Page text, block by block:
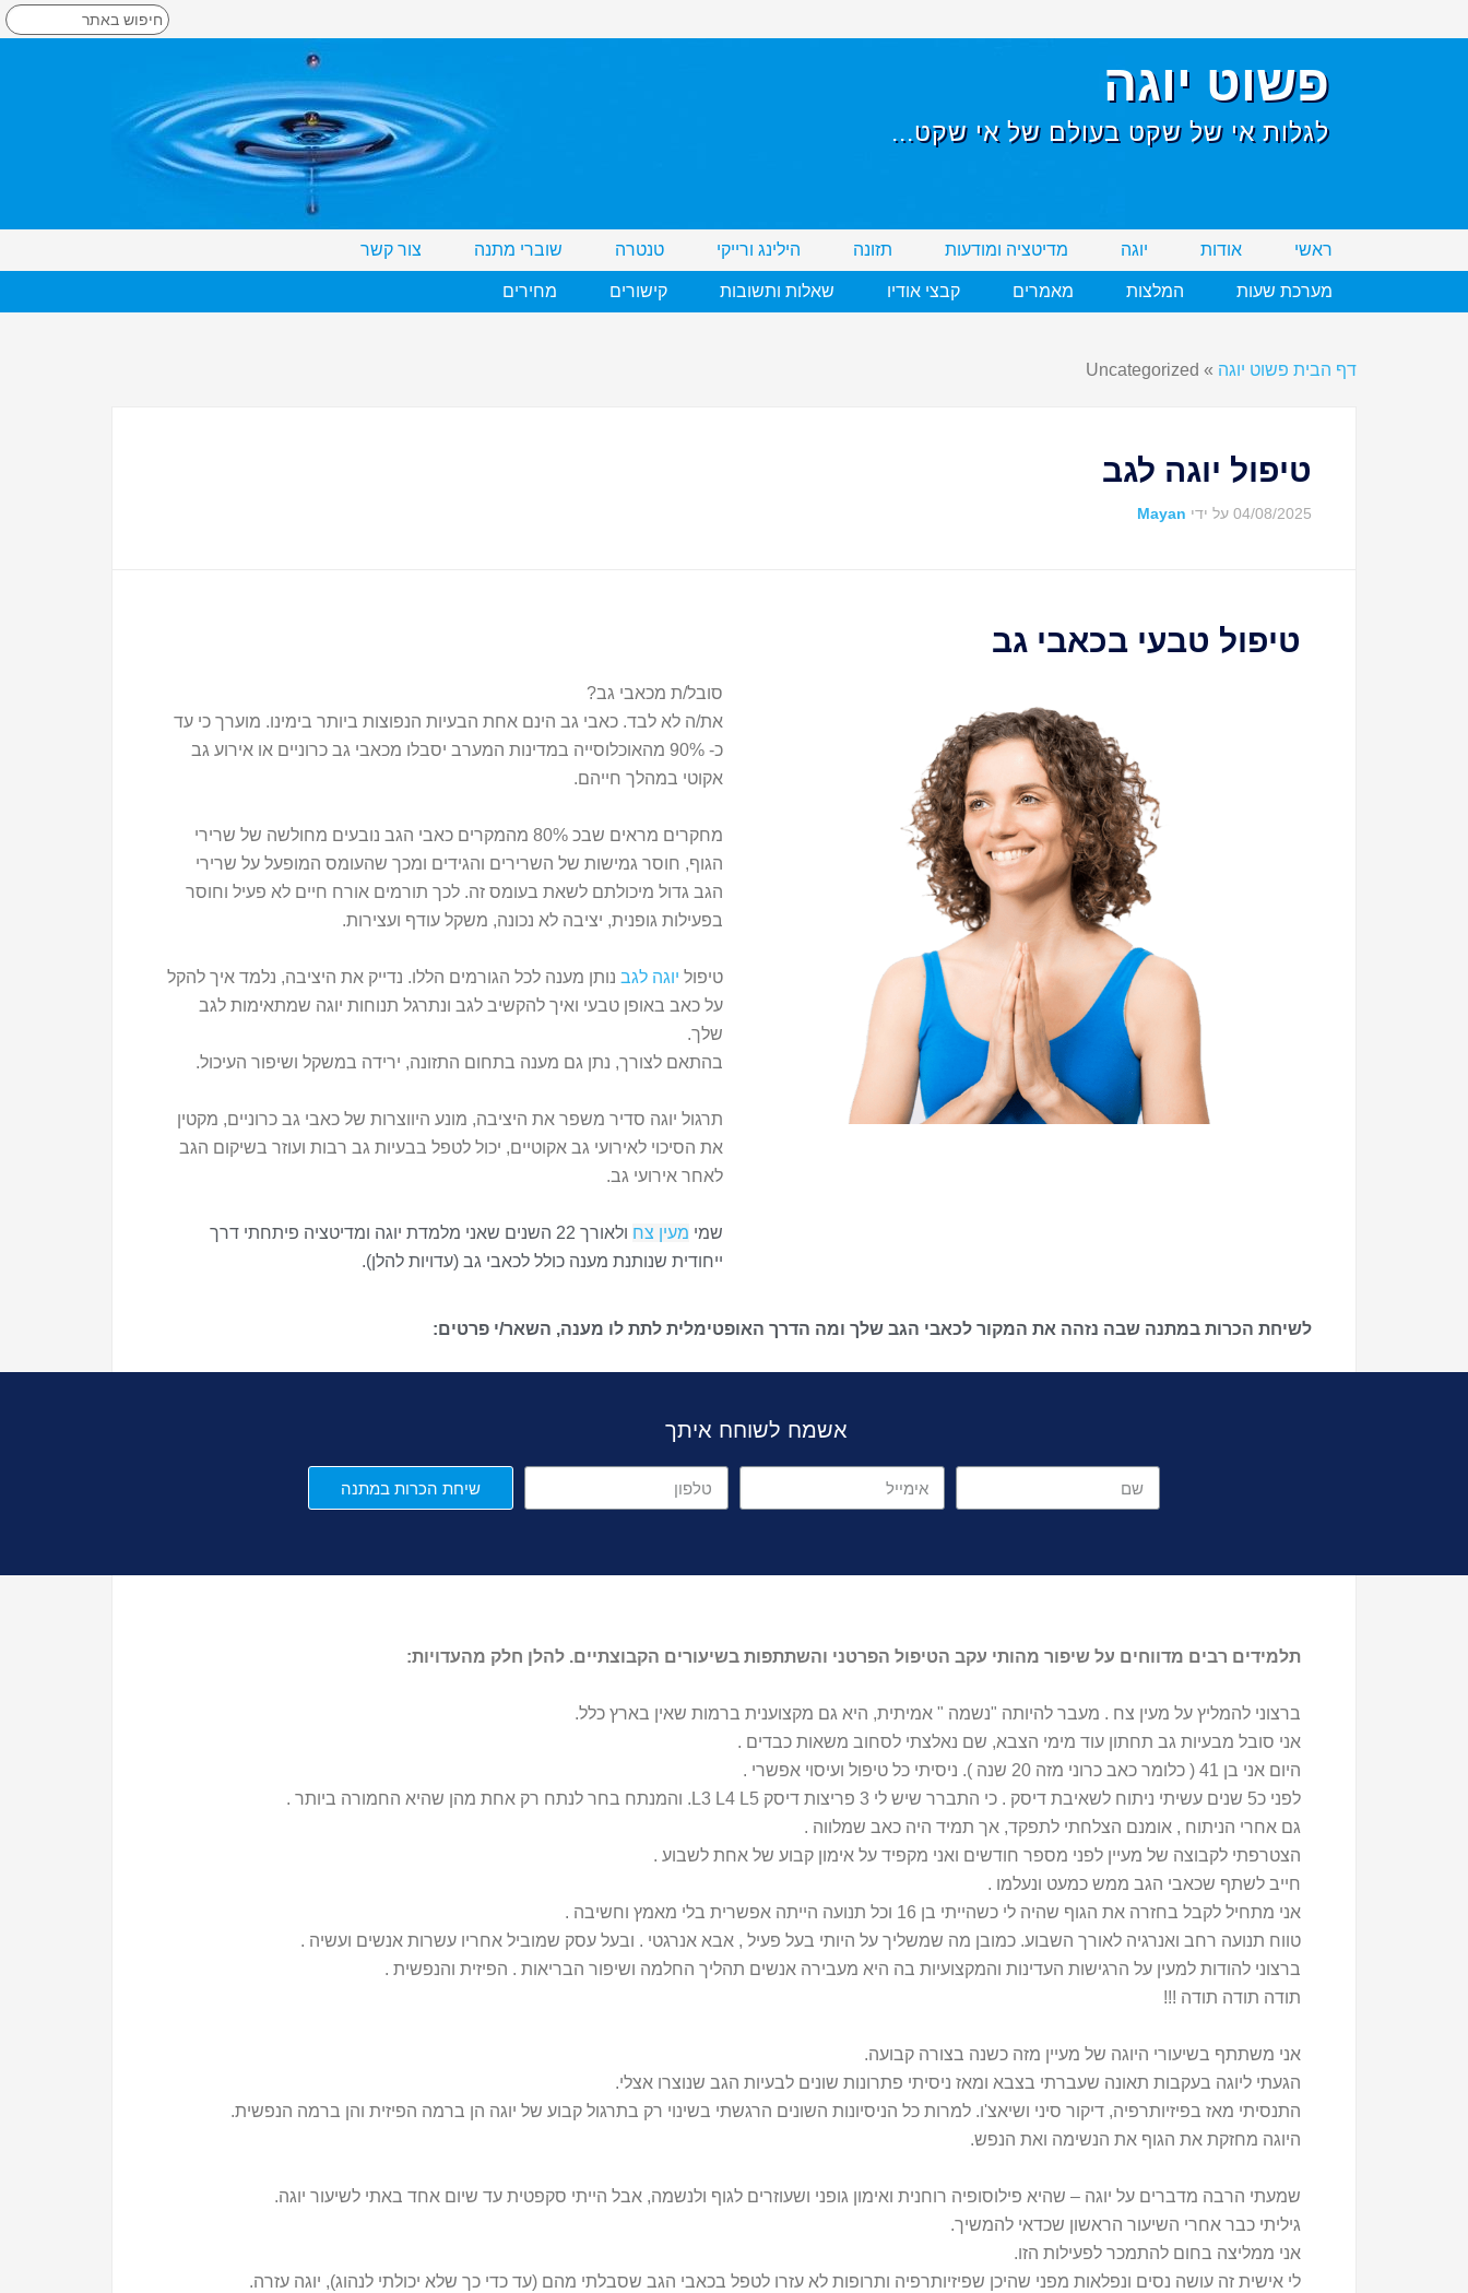
פשוט יוגה
לגלות אי של שקט בעולם של אי שקט...
ראשי אודות יוגה מדיטציה ומודעות תזונה הילינג ורייקי טנטרה שוברי מתנה צור קשר
מערכת שעות המלצות מאמרים קבצי אודיו שאלות ותשובות קישורים מחירים
דף הבית פשוט יוגה »
Uncategorized
טיפול יוגה לגב
04/08/2025 על ידי Mayan
טיפול טבעי בכאבי גב
סובל/ת מכאבי גב?
את/ה לא לבד. כאבי גב הינם אחת הבעיות הנפוצות ביותר בימינו. מוערך כי עד
כ- 90% מהאוכלוסייה במדינות המערב יסבלו מכאבי גב כרוניים או אירוע גב
אקוטי במהלך חייהם.
מחקרים מראים שבכ 80% מהמקרים כאבי הגב נובעים מחולשה של שרירי
הגוף, חוסר גמישות של השרירים והגידים ומכך שהעומס המופעל על שרירי
הגב גדול מיכולתם לשאת בעומס זה. לכך תורמים אורח חיים לא פעיל וחוסר
בפעילות גופנית, יציבה לא נכונה, משקל עודף ועצירות.
טיפול יוגה לגב נותן מענה לכל הגורמים הללו. נדייק את היציבה, נלמד איך להקל
על כאב באופן טבעי ואיך להקשיב לגב ונתרגל תנוחות יוגה שמתאימות לגב
שלך.
בהתאם לצורך, נתן גם מענה בתחום התזונה, ירידה במשקל ושיפור העיכול.
תרגול יוגה סדיר משפר את היציבה, מונע היווצרות של כאבי גב כרוניים, מקטין
את הסיכוי לאירועי גב אקוטיים, יכול לטפל בבעיות גב רבות ועוזר בשיקום הגב
לאחר אירועי גב.
שמי מעין צח
ולאורך 22 השנים שאני מלמדת יוגה ומדיטציה פיתחתי דרך
ייחודית שנותנת מענה כולל לכאבי גב (עדויות להלן).
לשיחת הכרות במתנה שבה נזהה את המקור לכאבי הגב שלך ומה הדרך האופטימלית לתת לו מענה, השאר/י פרטים:
אשמח לשוחח איתך
שיחת הכרות במתנה
תלמידים רבים מדווחים על שיפור מהותי עקב הטיפול הפרטני והשתתפות בשיעורים הקבוצתיים. להלן חלק מהעדויות:
ברצוני להמליץ על מעין צח . מעבר להיותה "נשמה " אמיתית, היא גם מקצוענית ברמות שאין בארץ כלל.
אני סובל מבעיות גב תחתון עוד מימי הצבא, שם נאלצתי לסחוב משאות כבדים .
היום אני בן 41 ( כלומר כאב כרוני מזה 20 שנה ). ניסיתי כל טיפול ועיסוי אפשרי .
לפני כ5 שנים עשיתי ניתוח לשאיבת דיסק . כי התברר שיש לי 3 פריצות דיסק L3 L4 L5. והמנתח בחר לנתח רק אחת מהן שהיא החמורה ביותר .
גם אחרי הניתוח , אומנם הצלחתי לתפקד, אך תמיד היה כאב שמלווה .
הצטרפתי לקבוצה של מעיין לפני מספר חודשים ואני מקפיד על אימון קבוע של אחת לשבוע .
חייב לשתף שכאבי הגב ממש כמעט ונעלמו .
אני מתחיל לקבל בחזרה את הגוף שהיה לי כשהייתי בן 16 וכל תנועה הייתה אפשרית בלי מאמץ וחשיבה .
טווח תנועה רחב ואנרגיה לאורך השבוע. כמובן מה שמשליך על היותי בעל פעיל , אבא אנרגטי . ובעל עסק שמוביל אחריו עשרות אנשים ועשיה .
ברצוני להודות למעין על הרגישות העדינות והמקצועיות בה היא מעבירה אנשים תהליך החלמה ושיפור הבריאות . הפיזית והנפשית .
תודה תודה תודה !!!
אני משתתף בשיעורי היוגה של מעיין מזה כשנה בצורה קבועה.
הגעתי ליוגה בעקבות תאונה שעברתי בצבא ומאז ניסיתי פתרונות שונים לבעיות הגב שנוצרו אצלי.
התנסיתי מאז בפיזיותרפיה, דיקור סיני ושיאצ'ו. למרות כל הניסיונות השונים הרגשתי בשינוי רק בתרגול קבוע של יוגה הן ברמה הפיזית והן ברמה הנפשית.
היוגה מחזקת את הגוף את הנשימה ואת הנפש.
שמעתי הרבה מדברים על יוגה – שהיא פילוסופיה רוחנית ואימון גופני ושעוזרים לגוף ולנשמה, אבל הייתי סקפטית עד שיום אחד באתי לשיעור יוגה.
גיליתי כבר אחרי השיעור הראשון שכדאי להמשיך.
אני ממליצה בחום להתמכר לפעילות הזו.
לי אישית זה עושה נסים ונפלאות מפני שהיכן שפיזיותרפיה ותרופות לא עזרו לטפל בכאבי הגב שסבלתי מהם (עד כדי כך שלא יכולתי לנהוג), יוגה עזרה.